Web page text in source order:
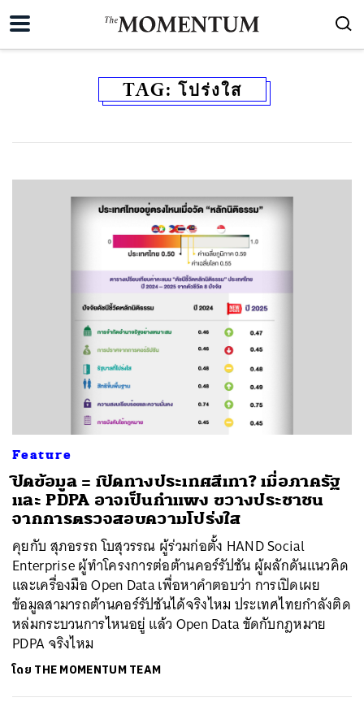
TAG: โปร่งใส
Feature
ปิดข้อมูล = เปิดทางประเทศสีเทา? เมื่อภาครัฐ
และ PDPA อาจเป็นกำแพง ขวางประชาชน
จากการตรวจสอบความโปร่งใส
คุยกับ สุภอรรถ โบสุวรรณ ผู้ร่วมก่อตั้ง HAND Social
Enterprise ผู้ทำโครงการต่อต้านคอร์รัปชัน ผู้ผลักดันแนวคิด
และเครื่องมือ Open Data เพื่อหาคำตอบว่า การเปิดเผย
ข้อมูลสามารถต้านคอร์รัปชันได้จริงไหม ประเทศไทยกำลังติด
หล่มกระบวนการไหนอยู่ แล้ว Open Data ขัดกับกฎหมาย
PDPA จริงไหม
โดย THE MOMENTUM TEAM